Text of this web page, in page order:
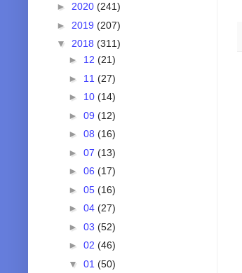
► 2020 (241)
► 2019 (207)
▼ 2018 (311)
► 12 (21)
► 11 (27)
► 10 (14)
► 09 (12)
► 08 (16)
► 07 (13)
► 06 (17)
► 05 (16)
► 04 (27)
► 03 (52)
► 02 (46)
▼ 01 (50)